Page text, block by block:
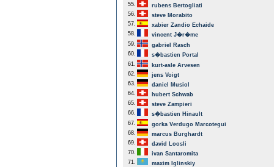
55.
rubens Bertogliati
56.
steve Morabito
57.
xabier Zandio Echaide
58.
vincent J�r�me
59.
gabriel Rasch
60.
s�bastien Portal
61.
kurt-asle Arvesen
62.
jens Voigt
63.
daniel Musiol
64.
hubert Schwab
65.
steve Zampieri
66.
s�bastien Hinault
67.
gorka Verdugo Marcotegui
68.
marcus Burghardt
69.
david Loosli
70.
ivan Santaromita
71.
maxim Iglinskiy